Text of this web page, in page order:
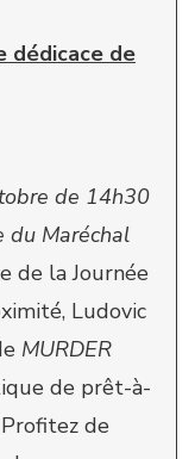
dédicace de
de 14h30
du Maréchal
de la Journée
Ludovic
MURDER
de prêt-à-
de